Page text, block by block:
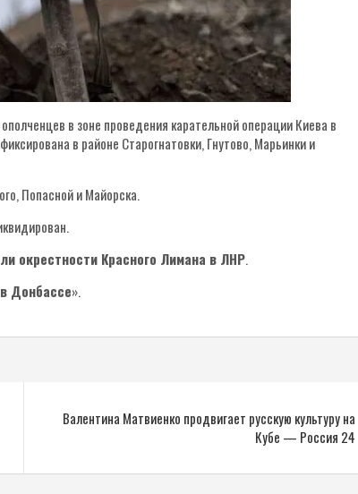
в зоне проведения карательной операции Киева в
в районе Старогнатовки, Гнутово, Марьинки и
Попасной и Майорска.
окрестности Красного Лимана в ЛНР.
Донбассе».
Валентина Матвиенко продвигает русскую культуру на
Кубе — Россия 24